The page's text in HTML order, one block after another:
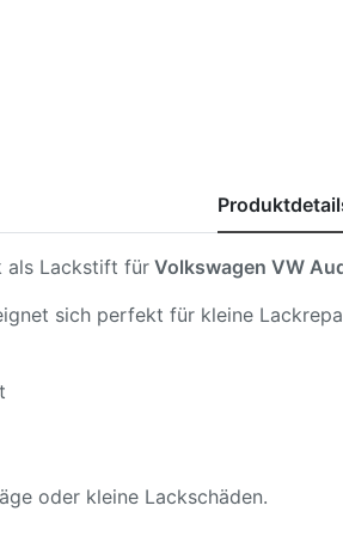
als Lackstift fürVolkswagen VW
sich perfekt für kleine
oder kleine Lackschäden.